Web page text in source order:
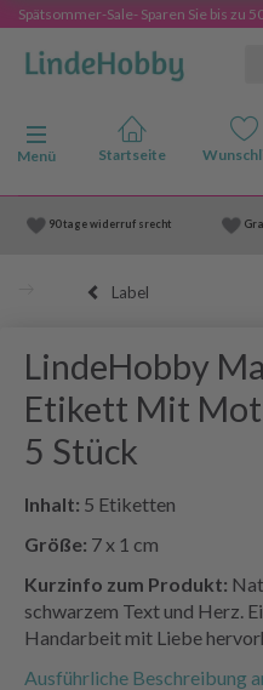
Spätsommer-Sale- Sparen Sie bis zu
Anzeige ändern
Menü
90 tage widerruf srecht
Label
LindeHobby
Etikett Mit
5 Stück
Inhalt: 5 Etiketten
Größe: 7 x 1 cm
Kurzinfo zum Produkt:
schwarzem Text und Herz.
Handarbeit mit Liebe
Ausführliche Beschreibung